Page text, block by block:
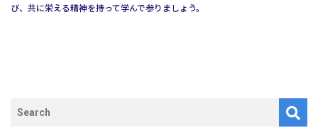
び、共に栄える精神を持って学んで参りましょう。